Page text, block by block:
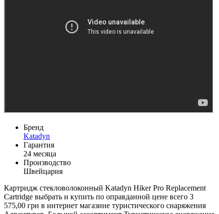
Бренд
Katadyn
Гарантия
24 месяца
Производство
Швейцария
Картридж стекловолоконный Katadyn Hiker Pro Replacement
Cartridge выбрать и купить по оправданной цене всего 3
575,00 грн в интернет магазине туристического снаряжения